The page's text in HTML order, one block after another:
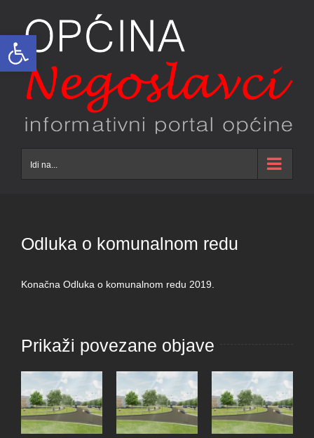
Open toolbar
content
Idi na...
Odluka o komunalnom redu
Konačna Odluka o komunalnom redu 2019.
Prikaži povezane objave